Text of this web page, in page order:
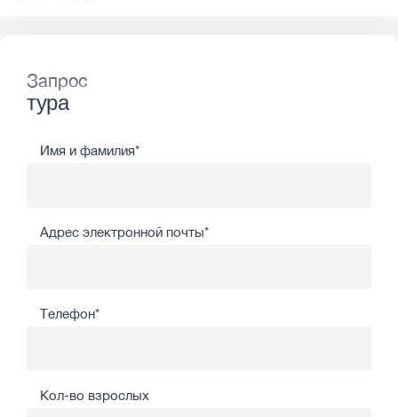
Запрос
тура
Имя и фамилия*
Адрес электронной почты*
Телефон*
Кол-во взрослых